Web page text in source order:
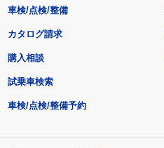
車検/点検/整備
カタログ請求
購入相談
試乗車検索
車検/点検/整備予約